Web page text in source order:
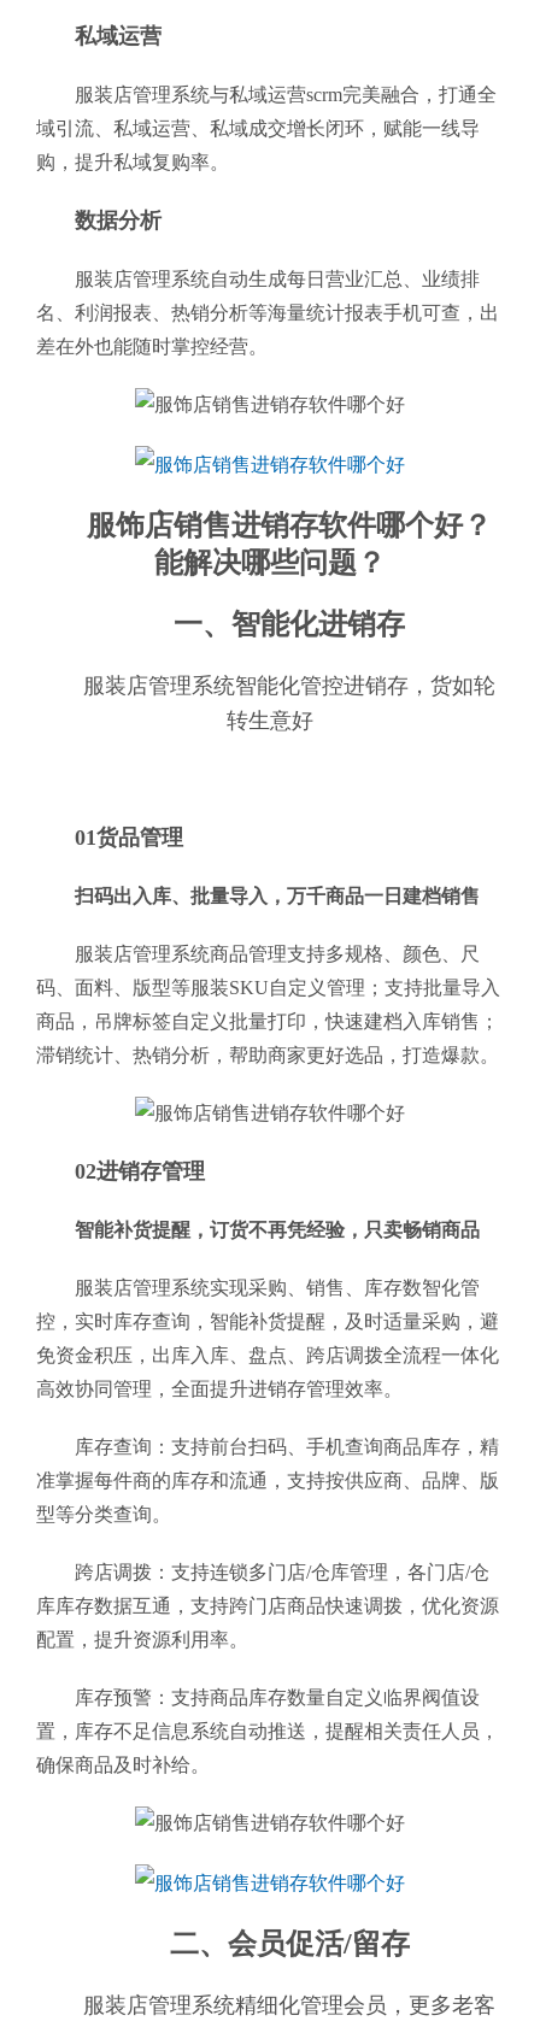
私域运营
服装店管理系统与私域运营scrm完美融合，打通全
域引流、私域运营、私域成交增长闭环，赋能一线导
购，提升私域复购率。
数据分析
服装店管理系统自动生成每日营业汇总、业绩排
名、利润报表、热销分析等海量统计报表手机可查，出
差在外也能随时掌控经营。
服饰店销售进销存软件哪个好？
能解决哪些问题？
一、智能化进销存
服装店管理系统智能化管控进销存，货如轮
转生意好
01货品管理
扫码出入库、批量导入，万千商品一日建档销售
服装店管理系统商品管理支持多规格、颜色、尺
码、面料、版型等服装SKU自定义管理；支持批量导入
商品，吊牌标签自定义批量打印，快速建档入库销售；
滞销统计、热销分析，帮助商家更好选品，打造爆款。
02进销存管理
智能补货提醒，订货不再凭经验，只卖畅销商品
服装店管理系统实现采购、销售、库存数智化管
控，实时库存查询，智能补货提醒，及时适量采购，避
免资金积压，出库入库、盘点、跨店调拨全流程一体化
高效协同管理，全面提升进销存管理效率。
库存查询：支持前台扫码、手机查询商品库存，精
准掌握每件商的库存和流通，支持按供应商、品牌、版
型等分类查询。
跨店调拨：支持连锁多门店/仓库管理，各门店/仓
库库存数据互通，支持跨门店商品快速调拨，优化资源
配置，提升资源利用率。
库存预警：支持商品库存数量自定义临界阀值设
置，库存不足信息系统自动推送，提醒相关责任人员，
确保商品及时补给。
二、会员促活/留存
服装店管理系统精细化管理会员，更多老客